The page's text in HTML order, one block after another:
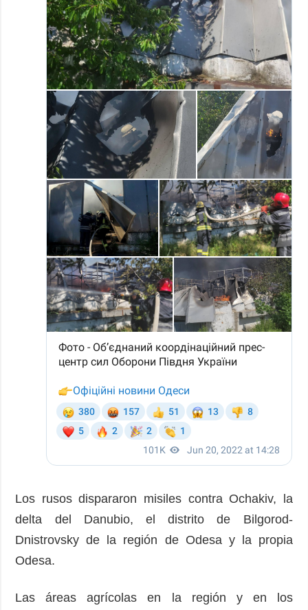
Los rusos dispararon misiles contra Ochakiv, la
delta del Danubio, el distrito de Bilgorod-
Dnistrovsky de la región de Odesa y la propia
Odesa.
Las áreas agrícolas en la región y en los